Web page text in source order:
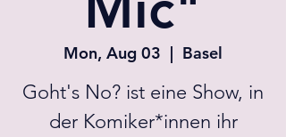
Mon, Aug 03
  |
Basel
Goht's No? ist eine Show, in
der Komiker*innen ihr